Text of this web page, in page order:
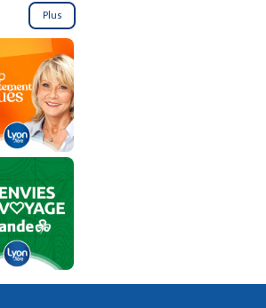
Plus